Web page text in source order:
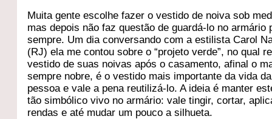
Muita gente escolhe fazer o vestido de noiva sob
mas depois não faz questão de guardá-lo no armário
sempre. Um dia conversando com a estilista Carol
(RJ) ela me contou sobre o “projeto verde”, no qual
vestido de suas noivas após o casamento, afinal o
sempre nobre, é o vestido mais importante da vida da
pessoa e vale a pena reutilizá-lo. A ideia é manter
tão simbólico vivo no armário: vale tingir, cortar,
rendas e até mudar um pouco a silhueta.